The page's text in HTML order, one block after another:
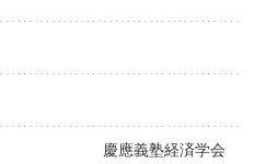
慶應義塾経済学会